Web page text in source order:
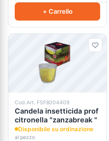
+ Carrello
Cod.Art. FSF8004409
Candela insetticida prof
citronella "zanzabreak "
Disponibile su ordinazione
al pezzo